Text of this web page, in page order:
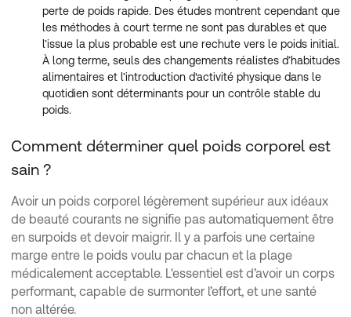
perte de poids rapide. Des études montrent cependant que
les méthodes à court terme ne sont pas durables et que
l’issue la plus probable est une rechute vers le poids initial.
À long terme, seuls des changements réalistes d’habitudes
alimentaires et l’introduction d'activité physique dans le
quotidien sont déterminants pour un contrôle stable du
poids.
Comment déterminer quel poids corporel est
sain ?
Avoir un poids corporel légèrement supérieur aux idéaux
de beauté courants ne signifie pas automatiquement être
en surpoids et devoir maigrir. Il y a parfois une certaine
marge entre le poids voulu par chacun et la plage
médicalement acceptable. L'essentiel est d’avoir un corps
performant, capable de surmonter l’effort, et une santé
non altérée.